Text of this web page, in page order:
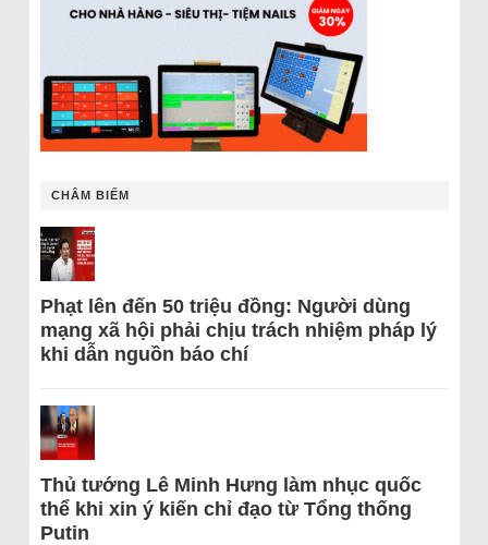
CHÂM BIẾM
Phạt lên đến 50 triệu đồng: Người dùng
mạng xã hội phải chịu trách nhiệm pháp lý
khi dẫn nguồn báo chí
Thủ tướng Lê Minh Hưng làm nhục quốc
thể khi xin ý kiến chỉ đạo từ Tổng thống
Putin